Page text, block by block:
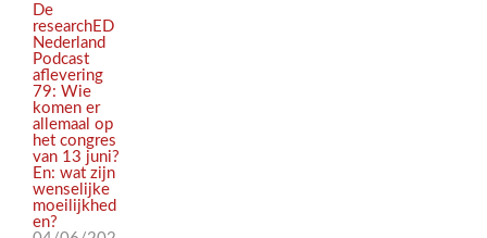
De
researchED
Nederland
Podcast
aflevering
79: Wie
komen er
allemaal op
het congres
van 13 juni?
En: wat zijn
wenselijke
moeilijkhed
en?